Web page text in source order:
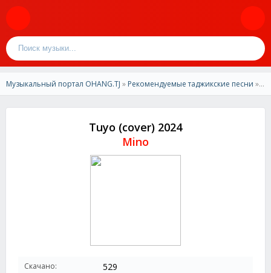
Музыкальный портал OHANG.TJ » Рекомендуемые таджикские песни » Mino - Tuyo (cover) 2024
Tuyo (cover) 2024
Mino
Скачано: 529